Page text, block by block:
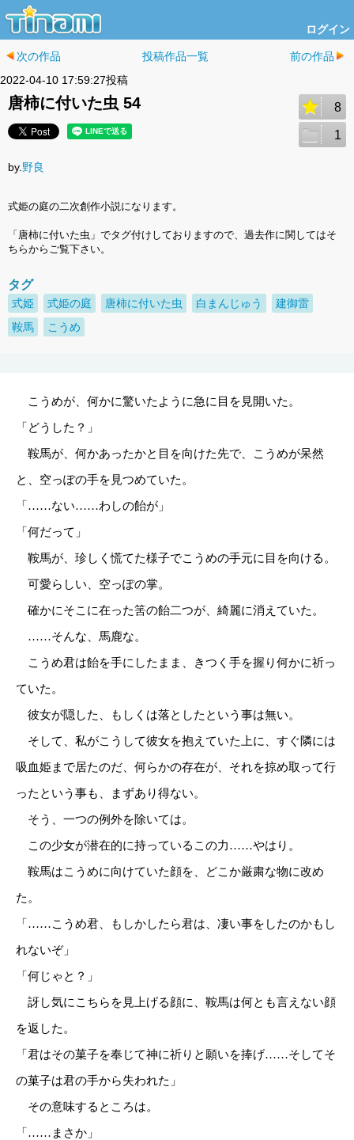
ログイン
次の作品 投稿作品一覧
前の作品
2022-04-10 17:59:27投稿
唐柿に付いた虫 54 8
1
by. 野良
式姫の庭の二次創作小説になります。
「唐柿に付いた虫」でタグ付けしておりますので、過去作に関してはそ
ちらからご覧下さい。
タグ
式姫 式姫の庭 唐柿に付いた虫 白まんじゅう
建御雷
鞍馬
こうめ
こうめが、何かに驚いたように急に目を見開いた。
「どうした？」
鞍馬が、何かあったかと目を向けた先で、こうめが呆然
と、空っぽの手を見つめていた。
「……ない……わしの飴が」
「何だって」
鞍馬が、珍しく慌てた様子でこうめの手元に目を向ける。
可愛らしい、空っぽの掌。
確かにそこに在った筈の飴二つが、綺麗に消えていた。
……そんな、馬鹿な。
こうめ君は飴を手にしたまま、きつく手を握り何かに祈っ
ていた。
彼女が隠した、もしくは落としたという事は無い。
そして、私がこうして彼女を抱えていた上に、すぐ隣には
吸血姫まで居たのだ、何らかの存在が、それを掠め取って行
ったという事も、まずあり得ない。
そう、一つの例外を除いては。
この少女が潜在的に持っているこの力……やはり。
鞍馬はこうめに向けていた顔を、どこか厳粛な物に改め
た。
「……こうめ君、もしかしたら君は、凄い事をしたのかもし
れないぞ」
「何じゃと？」
訝し気にこちらを見上げる顔に、鞍馬は何とも言えない顔
を返した。
「君はその菓子を奉じて神に祈りと願いを捧げ……そしてそ
の菓子は君の手から失われた」
その意味するところは。
「……まさか」